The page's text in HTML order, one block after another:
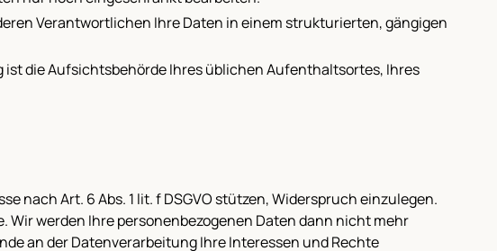
Verantwortlichen Ihre Daten in einem strukturierten, gängigen
die Aufsichtsbehörde Ihres üblichen Aufenthaltsortes, Ihres
nach Art. 6 Abs. 1 lit. f DSGVO stützen, Widerspruch einzulegen.
Wir werden Ihre personenbezogenen Daten dann nicht mehr
an der Datenverarbeitung Ihre Interessen und Rechte